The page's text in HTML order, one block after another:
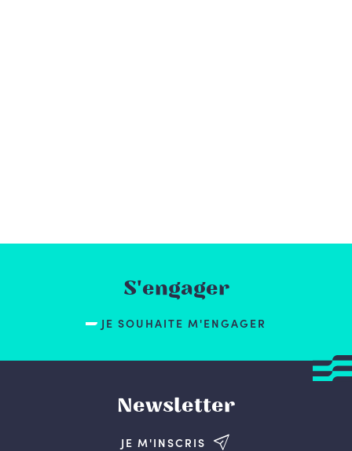
S'engager
JE SOUHAITE M'ENGAGER
Newsletter
JE M'INSCRIS